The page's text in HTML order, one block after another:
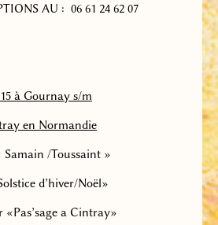
AU : 06 61 24 62 07
à Gournay s/m
en Normandie
Samain /Toussaint »
d’hiver/Noël»
«Pas’sage a Cintray»